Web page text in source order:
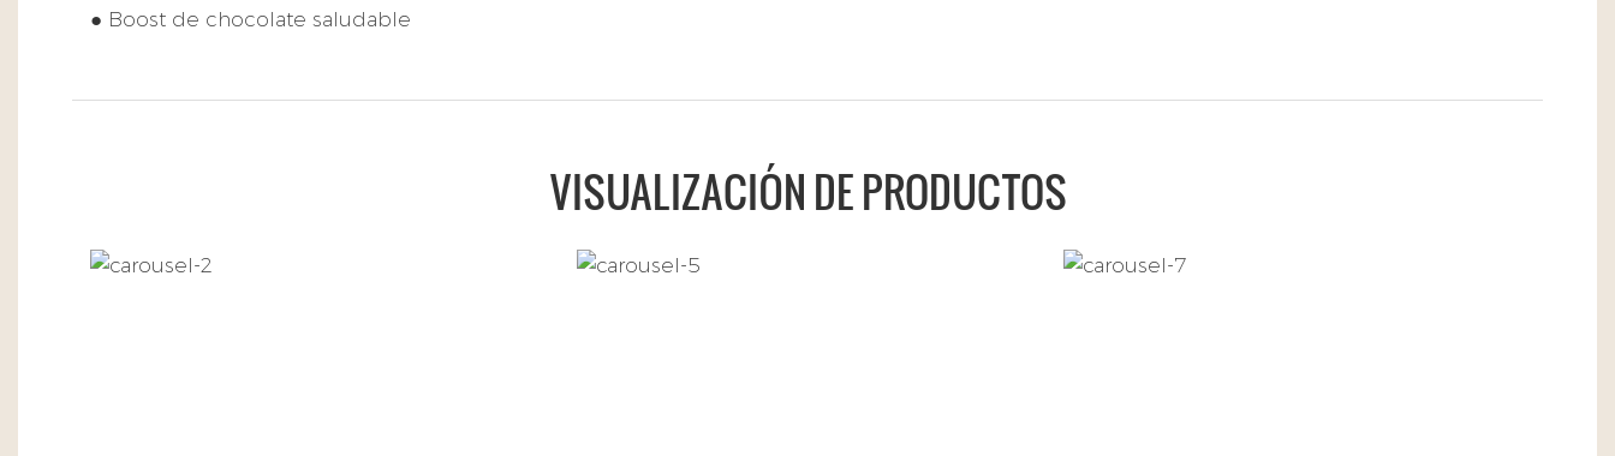
● Boost de chocolate saludable
VISUALIZACIÓN DE PRODUCTOS